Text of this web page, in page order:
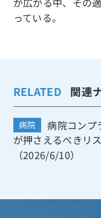
っている。
RELATED 関連
病院
病院コン
が押さえるべきリ
（2026/6/10）